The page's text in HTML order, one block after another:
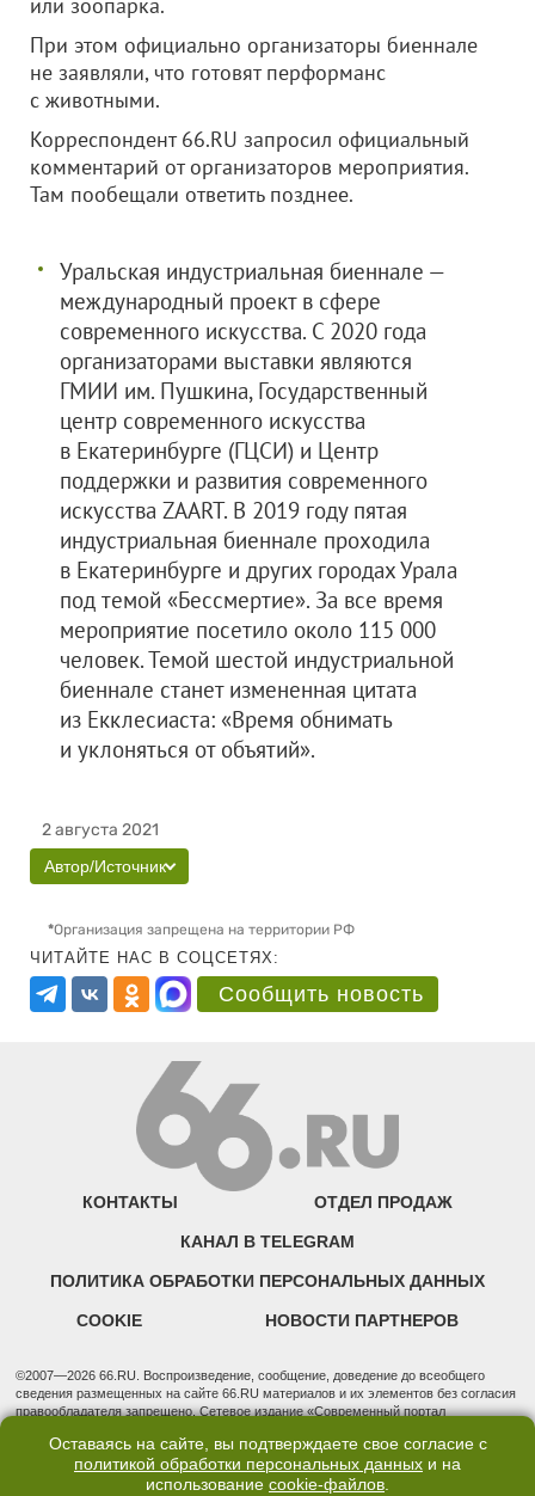
При этом официально организаторы биеннале
не заявляли, что готовят перформанс
с животными.
Корреспондент 66.RU запросил официальный
комментарий от организаторов мероприятия.
Там пообещали ответить позднее.
Уральская индустриальная биеннале —
международный проект в сфере
современного искусства. С 2020 года
организаторами выставки являются
ГМИИ им. Пушкина, Государственный
центр современного искусства
в Екатеринбурге (ГЦСИ) и Центр
поддержки и развития современного
искусства ZAART. В 2019 году пятая
индустриальная биеннале проходила
в Екатеринбурге и других городах Урала
под темой «Бессмертие». За все время
мероприятие посетило около 115 000
человек. Темой шестой индустриальной
биеннале станет измененная цитата
из Екклесиаста: «Время обнимать
и уклоняться от объятий».
2 августа 2021
Автор/Источник
*Организация запрещена на территории РФ
ЧИТАЙТЕ НАС В СОЦСЕТЯХ:
Сообщить новость
КОНТАКТЫ ОТДЕЛ ПРОДАЖ
КАНАЛ В TELEGRAM
ПОЛИТИКА ОБРАБОТКИ ПЕРСОНАЛЬНЫХ ДАННЫХ
COOKIE НОВОСТИ ПАРТНЕРОВ
©2007—2026 66.RU. Воспроизведение, сообщение, доведение до всеобщего
сведения размещенных на сайте 66.RU материалов и их элементов без согласия
правообладателя запрещено. Сетевое издание «Современный портал
надзору в сфере связи, информационных технологий и массовых коммуникаций
(Роскомнадзор). Регистрационный номер ЭЛ № ФС 77 - 76634 от 02.09.2019
Учредитель: Общество с ограниченной ответственностью "66.ру". Юридический
Оставаясь на сайте, вы подтверждаете свое согласие с
политикой обработки персональных данных и на
использование cookie-файлов.